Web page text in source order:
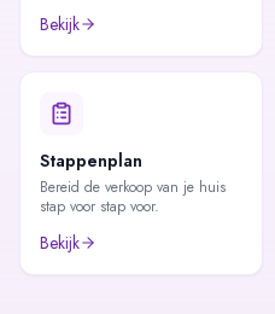
Bekijk
Stappenplan
Bereid de verkoop van je huis
stap voor stap voor.
Bekijk